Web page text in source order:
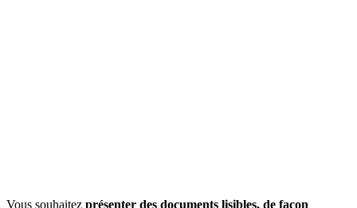
Vous souhaitez présenter des documents lisibles, de façon